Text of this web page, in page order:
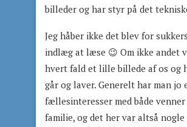
billeder og har styr på det
Jeg håber ikke det blev for
indlæg at læse 😉 Om ikke andet
hvert fald et lille billede af os og
går og laver. Generelt har man jo
fællesinteresser med både venner
familie, og det her var altså nogle